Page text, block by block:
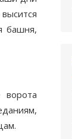
башня,
ворота